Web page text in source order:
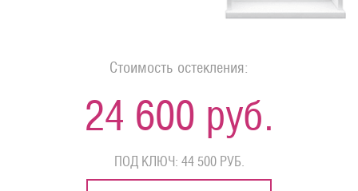
Стоимость остекления:
24 600 руб.
ПОД КЛЮЧ: 44 500 РУБ.